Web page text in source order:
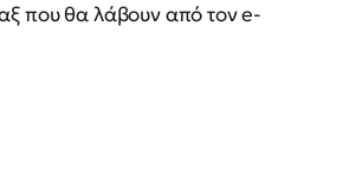
που θα λάβουν από τον e-